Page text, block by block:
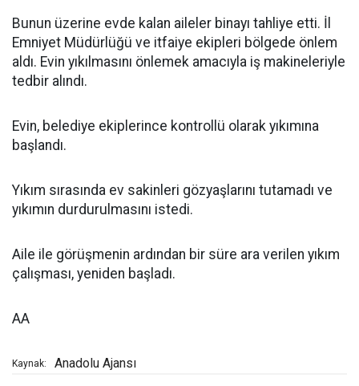
Bunun üzerine evde kalan aileler binayı tahliye etti. İl
Emniyet Müdürlüğü ve itfaiye ekipleri bölgede önlem
aldı. Evin yıkılmasını önlemek amacıyla iş makineleriyle
tedbir alındı.
Evin, belediye ekiplerince kontrollü olarak yıkımına
başlandı.
Yıkım sırasında ev sakinleri gözyaşlarını tutamadı ve
yıkımın durdurulmasını istedi.
Aile ile görüşmenin ardından bir süre ara verilen yıkım
çalışması, yeniden başladı.
AA
Kaynak: Anadolu Ajansı